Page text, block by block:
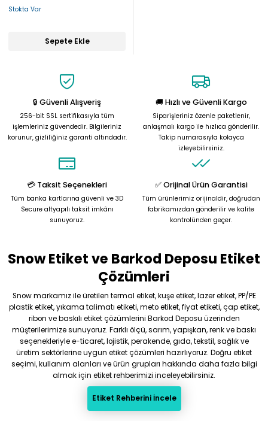
Stokta Var
Sepete Ekle
🔒 Güvenli Alışveriş
256-bit SSL sertifikasıyla tüm
işlemleriniz güvendedir. Bilgileriniz
korunur, gizliliğiniz garanti altındadır.
🚚 Hızlı ve Güvenli Kargo
Siparişleriniz özenle paketlenir,
anlaşmalı kargo ile hızlıca gönderilir.
Takip numarasıyla kolayca
izleyebilirsiniz.
💳 Taksit Seçenekleri
Tüm banka kartlarına güvenli ve 3D
Secure altyapılı taksit imkânı
sunuyoruz.
✅ Orijinal Ürün Garantisi
Tüm ürünlerimiz orijinaldir, doğrudan
fabrikamızdan gönderilir ve kalite
kontrolünden geçer.
Snow Etiket ve Barkod Deposu Etiket
Çözümleri
Snow markamız ile üretilen termal etiket, kuşe etiket, lazer etiket, PP/PE
plastik etiket, yıkama talimatı etiketi, meto etiket, fiyat etiketi, çap etiket,
ribon ve baskılı etiket çözümlerini Barkod Deposu üzerinden
müşterilerimize sunuyoruz. Farklı ölçü, sarım, yapışkan, renk ve baskı
seçenekleriyle e-ticaret, lojistik, perakende, gıda, tekstil, sağlık ve
üretim sektörlerine uygun etiket çözümleri hazırlıyoruz. Doğru etiket
seçimi, kullanım alanları ve ürün grupları hakkında daha fazla bilgi
almak için etiket rehberimizi inceleyebilirsiniz.
Etiket Rehberini İncele